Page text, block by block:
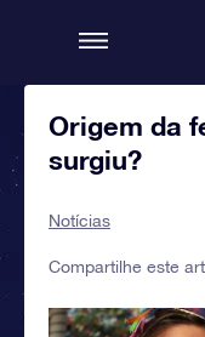
Origem da
surgiu?
Notícias
Compartilhe este